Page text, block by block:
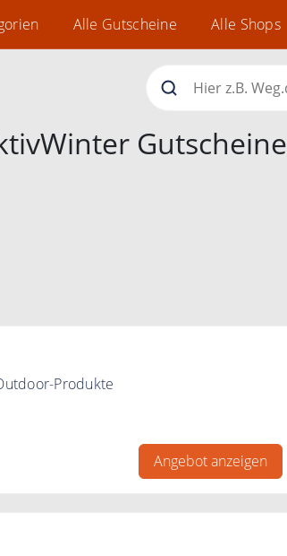
Alle Gutscheine Alle Shops
Gutscheine
Produkte
Angebot anzeigen